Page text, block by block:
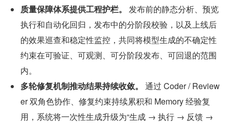
质量保障体系提供工程护栏。
发布前的静态分析、预览
执行和自动化回归，发布中的分阶段校验，以及上线后
的效果巡查和稳定性监控，共同将模型生成的不确定性
约束在可验证、可观测、可分阶段发布、可回退的范围
内。
多轮修复机制推动结果持续收敛。
通过 Coder / Review
er 双角色协作、修复约束持续累积和 Memory 经验复
用，系统将一次性生成升级为“生成 → 执行 → 反馈 →